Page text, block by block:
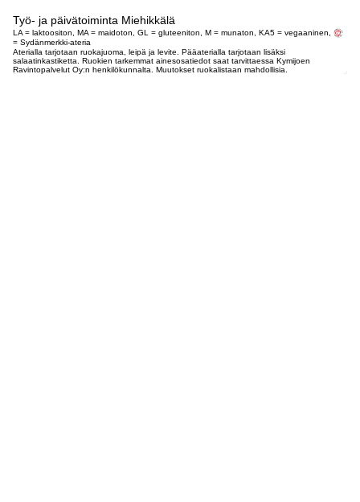
Työ- ja päivätoiminta Miehikkälä
LA = laktoositon, MA = maidoton, GL = gluteeniton, M = munaton, KA5 = vegaaninen,
= Sydänmerkki-ateria
Aterialla tarjotaan ruokajuoma, leipä ja levite. Pääaterialla tarjotaan lisäksi
salaatinkastiketta. Ruokien tarkemmat ainesosatiedot saat tarvittaessa Kymijoen
Ravintopalvelut Oy:n henkilökunnalta. Muutokset ruokalistaan mahdollisia.